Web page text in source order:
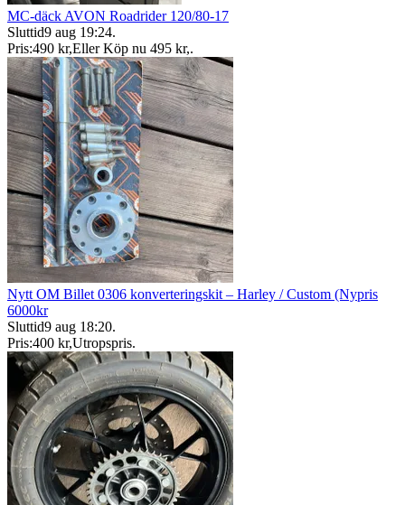
MC-däck AVON Roadrider 120/80-17
Sluttid9 aug 19:24.
Pris:490 kr,Eller Köp nu 495 kr,.
Nytt OM Billet 0306 konverteringskit – Harley / Custom (Nypris
6000kr
Sluttid9 aug 18:20.
Pris:400 kr,Utropspris.